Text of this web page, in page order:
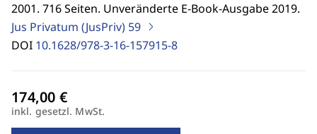
2001. 716 Seiten. Unveränderte E-Book-Ausgabe 2019.
Jus Privatum (JusPriv) 59
DOI 10.1628/978-3-16-157915-8
inkl. gesetzl. MwSt.